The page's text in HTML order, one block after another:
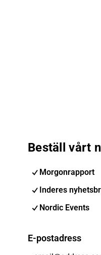
Beställ vårt
Morgonrapport
Inderes
Nordic Events
E-postadress